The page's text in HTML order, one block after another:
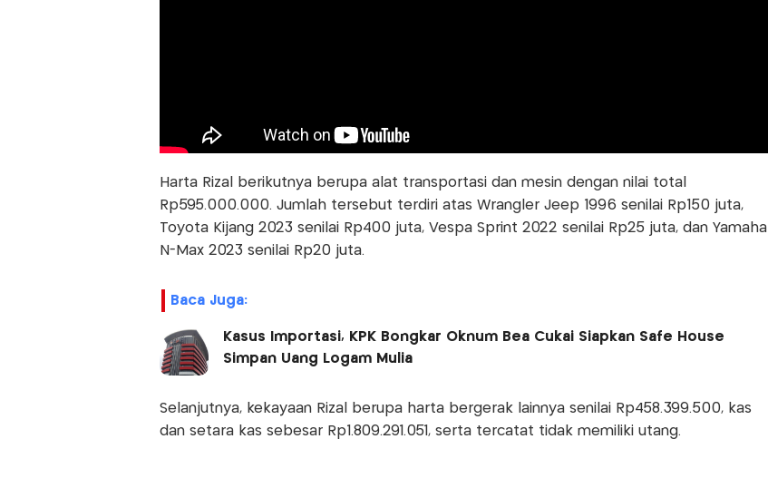
Harta Rizal berikutnya berupa alat transportasi dan mesin dengan nilai total
Rp595.000.000. Jumlah tersebut terdiri atas Wrangler Jeep 1996 senilai Rp150 juta,
Toyota Kijang 2023 senilai Rp400 juta, Vespa Sprint 2022 senilai Rp25 juta, dan Yamaha
N-Max 2023 senilai Rp20 juta.
Baca Juga:
Kasus Importasi, KPK Bongkar Oknum Bea Cukai Siapkan Safe House
Simpan Uang Logam Mulia
Selanjutnya, kekayaan Rizal berupa harta bergerak lainnya senilai Rp458.399.500, kas
dan setara kas sebesar Rp1.809.291.051, serta tercatat tidak memiliki utang.